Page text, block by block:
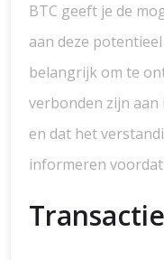
BTC geeft je de
aan deze
belangrijk om te
verbonden zijn
en dat het
informeren